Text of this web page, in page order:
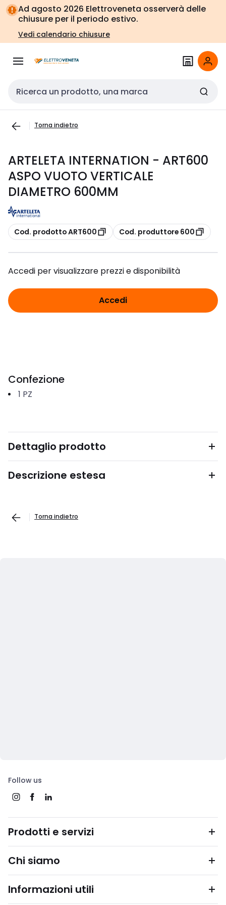
Vai alla
navigazione
Vai
alla
pagina
Ad agosto 2026 Elettroveneta osserverà delle
chiusure per il periodo estivo.
Vedi calendario chiusure
Cerca input
Torna indietro
ARTELETA INTERNATION - ART600
ASPO VUOTO VERTICALE
DIAMETRO 600MM
copia
Cod. prodotto ART600 copia
Cod. produttore 600
Accedi per visualizzare prezzi e disponibilità
Accedi
Confezione
1 PZ
Dettaglio prodotto
Descrizione estesa
Torna indietro
Follow us
Prodotti e servizi
Chi siamo
Informazioni utili